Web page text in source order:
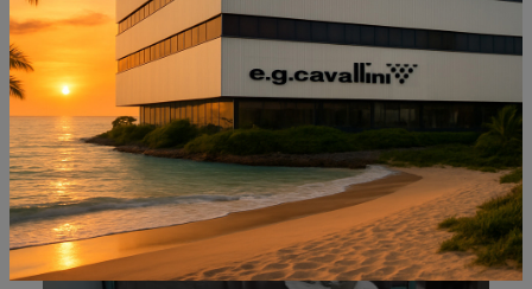
STEP SINGLE BED